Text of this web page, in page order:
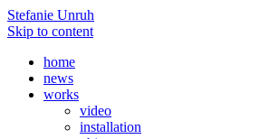
Stefanie Unruh
Skip to content
home
news
works
video
installation